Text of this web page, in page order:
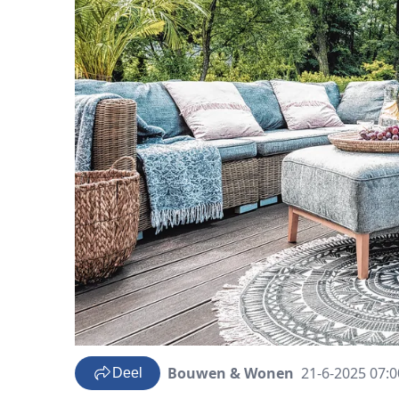
Deel Bouwen & Wonen 21-6-2025